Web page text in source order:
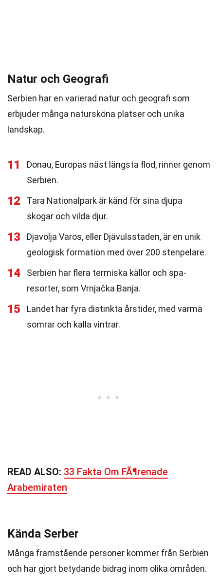
Natur och Geografi
Serbien har en varierad natur och geografi som
erbjuder många natursköna platser och unika
landskap.
11
Donau, Europas näst längsta flod, rinner genom
Serbien.
12
Tara Nationalpark är känd för sina djupa
skogar och vilda djur.
13
Djavolja Varos, eller Djävulsstaden, är en unik
geologisk formation med över 200 stenpelare.
14
Serbien har flera termiska källor och spa-
resorter, som Vrnjačka Banja.
15
Landet har fyra distinkta årstider, med varma
somrar och kalla vintrar.
READ ALSO: 33 Fakta Om FÃ¶renade
Arabemiraten
Kända Serber
Många framstående personer kommer från Serbien
och har gjort betydande bidrag inom olika områden.